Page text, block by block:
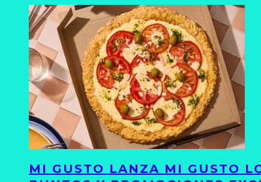
MI GUSTO LANZA MI GUSTO